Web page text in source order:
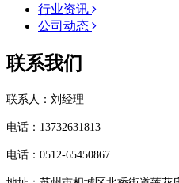
行业资讯
公司动态
联系我们
联系人：刘经理
电话： 13732631813
电话： 0512-65450867